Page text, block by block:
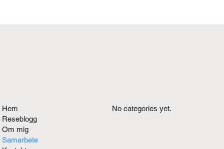
Hem
Reseblogg
Om mig
Samarbete
No categories yet.